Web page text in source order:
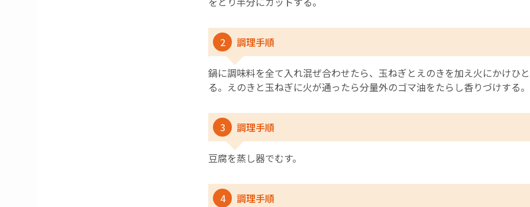
2 調理手順
鍋に調味料を全て入れ混ぜ合わせたら、玉ねぎとえのきを加え火にかけひ
る。えのきと玉ねぎに火が通ったら分量外のゴマ油をたらし香りづけする。
3 調理手順
豆腐を蒸し器でむす。
4 調理手順